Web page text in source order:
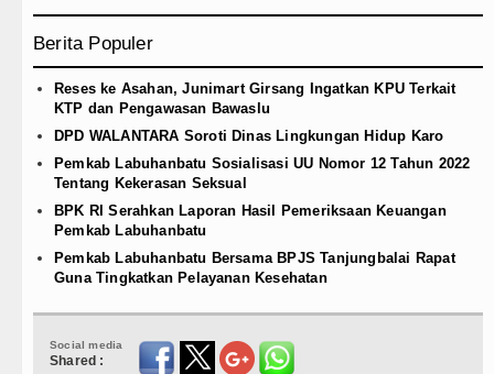
Berita Populer
Reses ke Asahan, Junimart Girsang Ingatkan KPU Terkait
KTP dan Pengawasan Bawaslu
DPD WALANTARA Soroti Dinas Lingkungan Hidup Karo
Pemkab Labuhanbatu Sosialisasi UU Nomor 12 Tahun 2022
Tentang Kekerasan Seksual
BPK RI Serahkan Laporan Hasil Pemeriksaan Keuangan
Pemkab Labuhanbatu
Pemkab Labuhanbatu Bersama BPJS Tanjungbalai Rapat
Guna Tingkatkan Pelayanan Kesehatan
Social media
Shared :